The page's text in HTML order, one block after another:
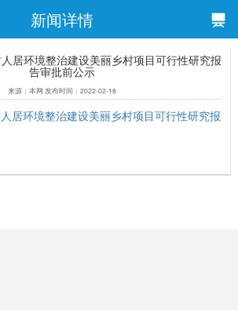
新闻详情
居环境整治建设美丽乡村项目可行性研究报
告审批前公示
来源：本网 发布时间：2022-02-18
居环境整治建设美丽乡村项目可行性研究报